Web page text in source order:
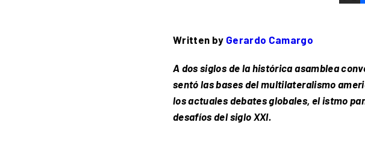
Written by Gerardo Camargo
A dos siglos de la histórica asamblea
sentó las bases del multilateralismo
los actuales debates globales, el istmo
desafíos del siglo XXI.